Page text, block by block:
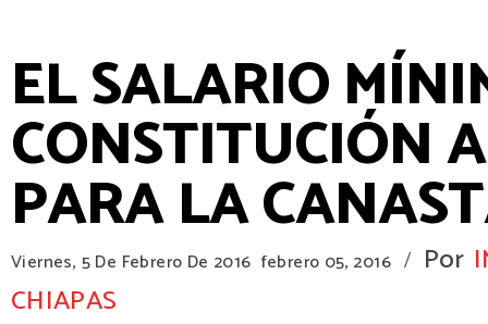
EL SALARIO
CONSTITUCIÓN
PARA LA
Viernes, 5 De Febrero De 2016 febrero 05, 2016 / Por
CHIAPAS